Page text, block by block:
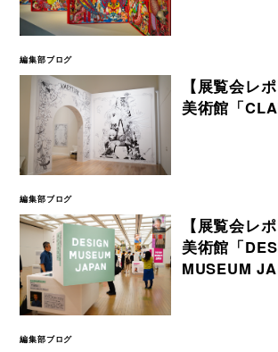
編集部ブログ
【展覧会レ
美術館「
編集部ブログ
【展覧会レ
美術館「
MUSEUM
編集部ブログ